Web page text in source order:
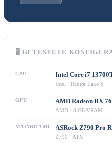
🖥 GETESTETE
CPU Intel Core i7
Intel · Raptor Lake S
GPU AMD Radeon RX
AMD · 8 GB VRAM
MAINBOARD ASRock Z790 Pro
Z790 · ATX